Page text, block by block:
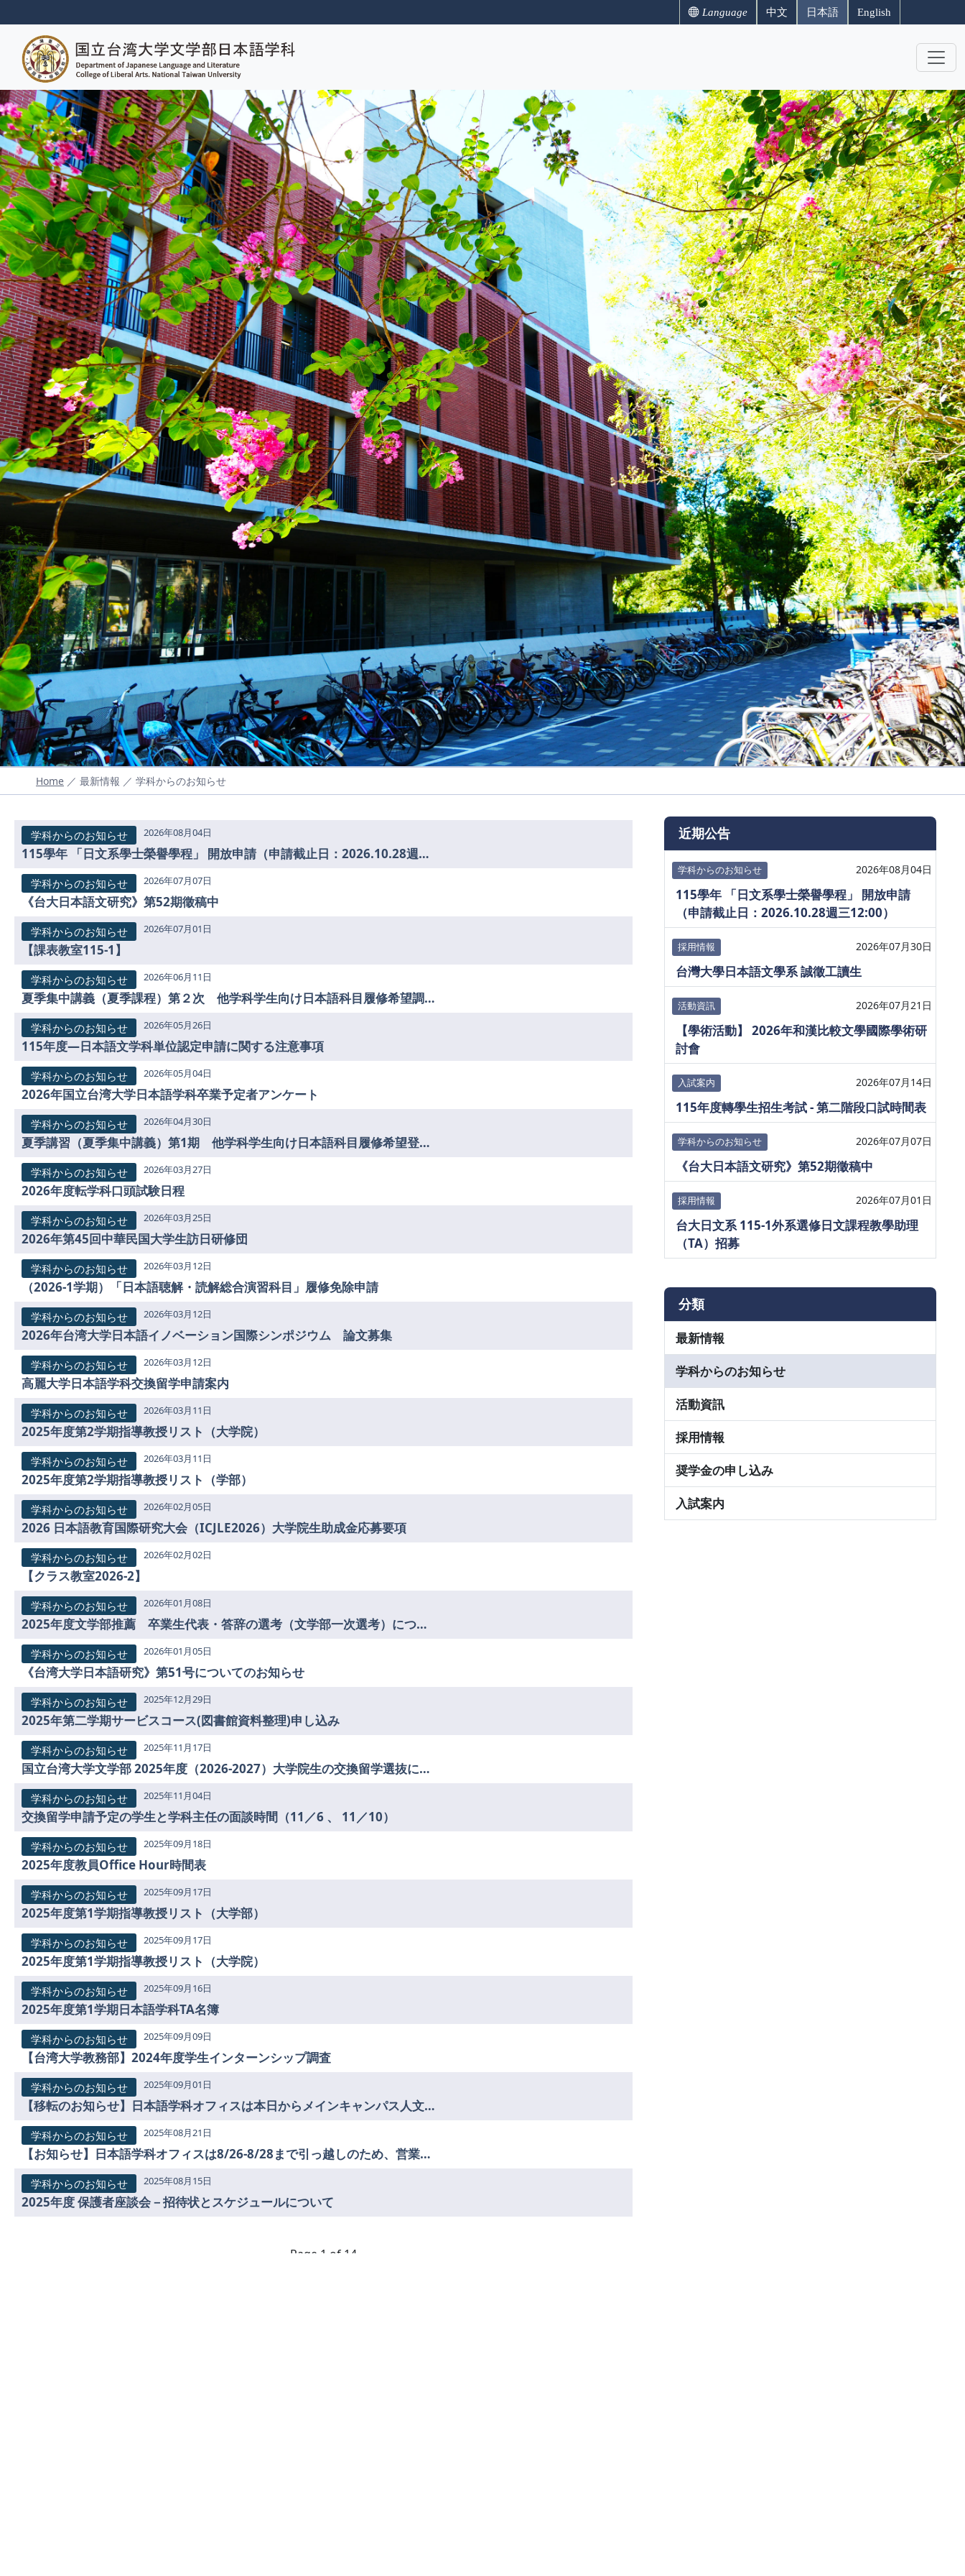
Language 中文 日本語 English
Home ／ 最新情報 ／ 学科からのお知らせ
学科からのお知らせ 2026年08月04日
115學年 「日文系學士榮譽學程」 開放申請（申請截止日：2026.10.28週三12:00）
学科からのお知らせ 2026年07月07日
《台大日本語文研究》第52期徵稿中
学科からのお知らせ 2026年07月01日
【課表教室115-1】
学科からのお知らせ 2026年06月11日
夏季集中講義（夏季課程）第２次 他学科学生向け日本語科目履修希望調査（6/10－16）
学科からのお知らせ 2026年05月26日
115年度―日本語文学科単位認定申請に関する注意事項
学科からのお知らせ 2026年05月04日
2026年国立台湾大学日本語学科卒業予定者アンケート
学科からのお知らせ 2026年04月30日
夏季講習（夏季集中講義）第1期 他学科学生向け日本語科目履修希望登録（4月30日～5月6日）
学科からのお知らせ 2026年03月27日
2026年度転学科口頭試験日程
学科からのお知らせ 2026年03月25日
2026年第45回中華民国大学生訪日研修団
学科からのお知らせ 2026年03月12日
（2026-1学期）「日本語聴解・読解総合演習科目」履修免除申請
学科からのお知らせ 2026年03月12日
2026年台湾大学日本語イノベーション国際シンポジウム 論文募集
学科からのお知らせ 2026年03月12日
高麗大学日本語学科交換留学申請案内
学科からのお知らせ 2026年03月11日
2025年度第2学期指導教授リスト（大学院）
学科からのお知らせ 2026年03月11日
2025年度第2学期指導教授リスト（学部）
学科からのお知らせ 2026年02月05日
2026 日本語教育国際研究大会（ICJLE2026）大学院生助成金応募要項
学科からのお知らせ 2026年02月02日
【クラス教室2026-2】
学科からのお知らせ 2026年01月08日
2025年度文学部推薦 卒業生代表・答辞の選考（文学部一次選考）について
学科からのお知らせ 2026年01月05日
《台湾大学日本語研究》第51号についてのお知らせ
学科からのお知らせ 2025年12月29日
2025年第二学期サービスコース(図書館資料整理)申し込み
学科からのお知らせ 2025年11月17日
国立台湾大学文学部 2025年度（2026-2027）大学院生の交換留学選抜に関する要項
学科からのお知らせ 2025年11月04日
交換留学申請予定の学生と学科主任の面談時間（11／6 、 11／10）
学科からのお知らせ 2025年09月18日
2025年度教員Office Hour時間表
学科からのお知らせ 2025年09月17日
2025年度第1学期指導教授リスト（大学部）
学科からのお知らせ 2025年09月17日
2025年度第1学期指導教授リスト（大学院）
学科からのお知らせ 2025年09月16日
2025年度第1学期日本語学科TA名簿
学科からのお知らせ 2025年09月09日
【台湾大学教務部】2024年度学生インターンシップ調査
学科からのお知らせ 2025年09月01日
【移転のお知らせ】日本語学科オフィスは本日からメインキャンパス人文館4階433室に移転
学科からのお知らせ 2025年08月21日
【お知らせ】日本語学科オフィスは8/26-8/28まで引っ越しのため、営業休止
学科からのお知らせ 2025年08月15日
2025年度 保護者座談会－招待状とスケジュールについて
Page 1 of 14
近期公告
学科からのお知らせ 2026年08月04日
115學年 「日文系學士榮譽學程」 開放申請
（申請截止日：2026.10.28週三12:00）
採用情報 2026年07月30日
台灣大學日本語文學系 誠徵工讀生
活動資訊 2026年07月21日
【學術活動】 2026年和漢比較文學國際學術研
討會
入試案内 2026年07月14日
115年度轉學生招生考試 - 第二階段口試時間表
学科からのお知らせ 2026年07月07日
《台大日本語文研究》第52期徵稿中
採用情報 2026年07月01日
台大日文系 115-1外系選修日文課程教學助理
（TA）招募
分類
最新情報
学科からのお知らせ
活動資訊
採用情報
奨学金の申し込み
入試案内